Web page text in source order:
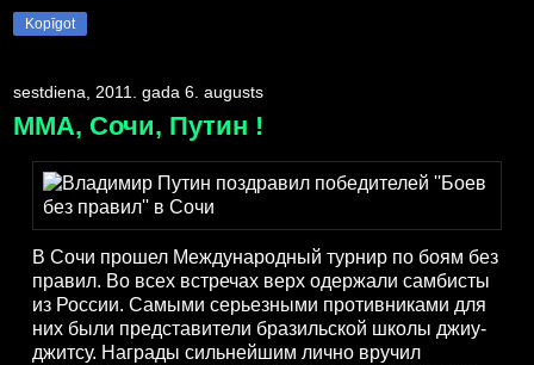
Kopīgot
sestdiena, 2011. gada 6. augusts
ММА, Сочи, Путин !
В Сочи прошел Международный турнир по боям без
правил. Во всех встречах верх одержали самбисты
из России. Самыми серьезными противниками для
них были представители бразильской школы джиу-
джитсу. Награды сильнейшим лично вручил